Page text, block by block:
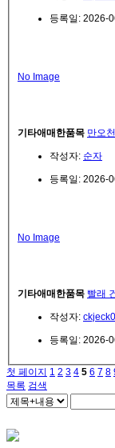
등록일: 2026-
No Image
기타애매한품목 만오
작성자: 순자
등록일: 2026-
No Image
기타애매한품목 빨래
작성자:
등록일: 2026-
첫 페이지 1 2 3 4 5 6 7 8
목록 검색